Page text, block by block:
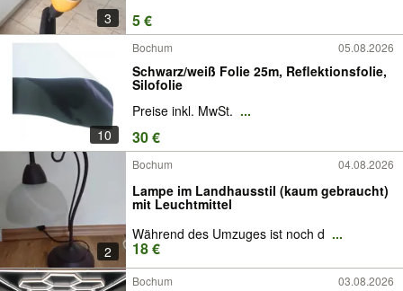
3 5 €
10
Bochum 05.08.2026
Schwarz/weiß Folie 25m, Reflektionsfolie,
Silofolie
Preise inkl. MwSt. ...
30 €
2
Bochum 04.08.2026
Lampe im Landhausstil (kaum gebraucht)
mit Leuchtmittel
Während des Umzuges ist noch d ...
18 €
Bochum 03.08.2026